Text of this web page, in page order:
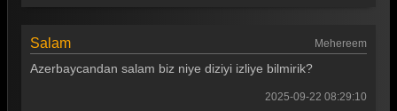
Teşkilat 68. Bölüm
Salam Mehereem
Azerbaycandan salam biz niye diziyi izliye bilmirik?
2025-09-22 08:29:10